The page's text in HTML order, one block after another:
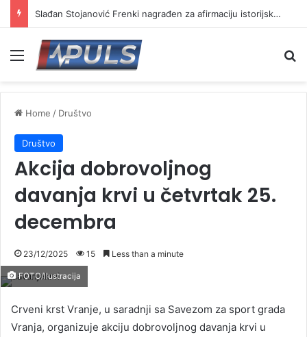
Slаđan Stojanović Frenki nagrađen za afirmaciju istorijskog nasleđa na „Vrmdža festu“
Menu
Home / Društvo
Društvo
Akcija dobrovoljnog
davanja krvi u četvrtak 25.
decembra
23/12/2025 15 Less than a minute
FOTO/Ilustracija
Crveni krst Vranje, u saradnji sa Savezom za sport grada
Vranja, organizuje akciju dobrovoljnog davanja krvi u